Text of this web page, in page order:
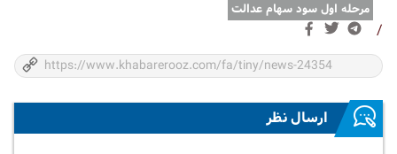
مرحله اول سود سهام عدالت
/
ارسال نظر